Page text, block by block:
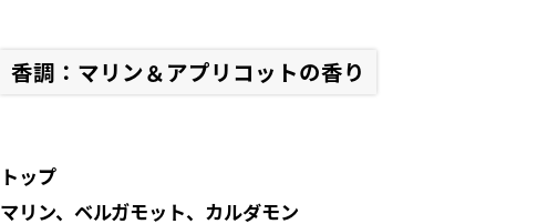
香調：マリン＆アプリコットの香り
トップ
マリン、ベルガモット、カルダモン